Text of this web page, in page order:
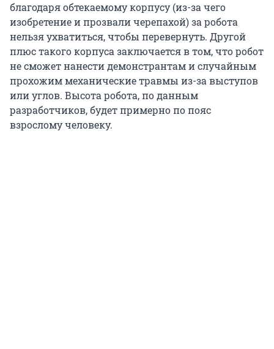
благодаря обтекаемому корпусу (из-за чего
изобретение и прозвали черепахой) за робота
нельзя ухватиться, чтобы перевернуть. Другой
плюс такого корпуса заключается в том, что робот
не сможет нанести демонстрантам и случайным
прохожим механические травмы из-за выступов
или углов. Высота робота, по данным
разработчиков, будет примерно по пояс
взрослому человеку.